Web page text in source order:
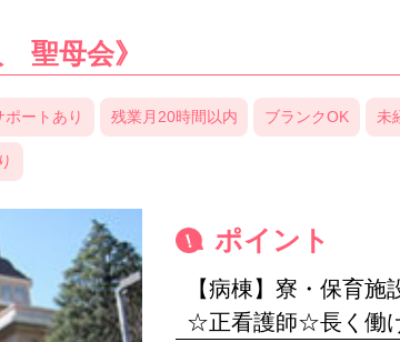
聖母会》
ポートあり 残業月20時間以内 ブランクOK 未
ポイント
【病棟】寮・保育
☆正看護師☆長く働